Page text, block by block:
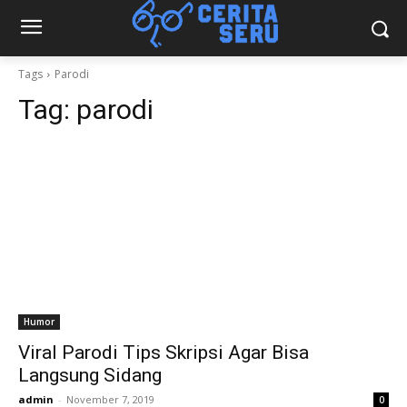
Tags Parodi
Tag: parodi
Humor
Viral Parodi Tips Skripsi Agar Bisa
Langsung Sidang
admin - November 7, 2019 0